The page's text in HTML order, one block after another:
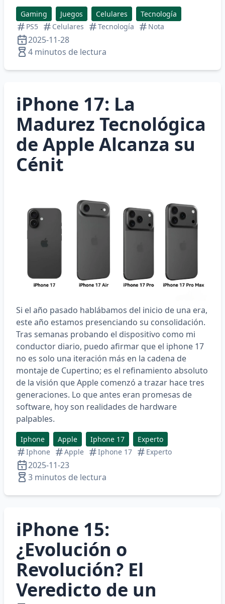
Gaming Juegos Celulares
Tecnología
PS5
Celulares Tecnología Nota
2025-11-28
4 minutos de lectura
iPhone 17: La
Madurez Tecnológica
de Apple Alcanza su
Cénit
Si el año pasado hablábamos del inicio de una era,
este año estamos presenciando su consolidación.
Tras semanas probando el dispositivo como mi
conductor diario, puedo afirmar que el iphone 17
no es solo una iteración más en la cadena de
montaje de Cupertino; es el refinamiento absoluto
de la visión que Apple comenzó a trazar hace tres
generaciones. Lo que antes eran promesas de
software, hoy son realidades de hardware
palpables.
Iphone Apple Iphone 17
Experto
Iphone
Apple Iphone 17 Experto
2025-11-23
3 minutos de lectura
iPhone 15:
¿Evolución o
Revolución? El
Veredicto de un